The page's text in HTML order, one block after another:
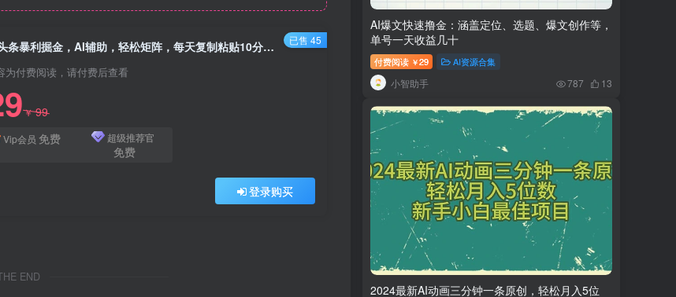
最新头条暴利掘金，AI辅助，轻松矩阵，每天复制粘贴10分钟，轻松月入30…
为付费阅读，请付费后查看
￥99
Vip会员 免费 超级推荐官
免费
登录购买
已售 45
END
AI爆文快速撸金：涵盖定位、选题、爆文创作等，
单号一天收益几十
付费阅读 ￥29 AI资源合集
小智助手 787 13
2024最新AI动画三分钟一条原创，轻松月入5位